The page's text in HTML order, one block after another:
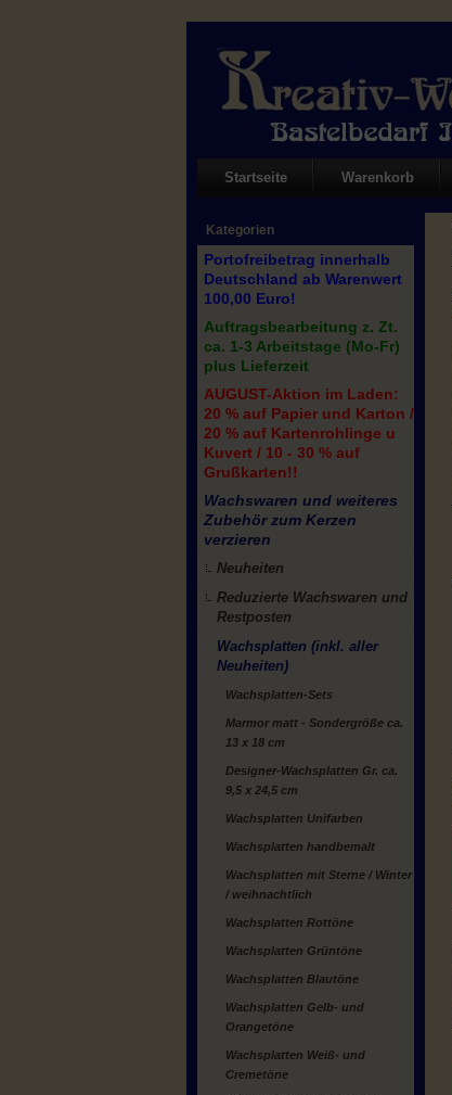
Startseite Warenkorb
Kategorien
Portofreibetrag innerhalb
Deutschland ab Warenwert
100,00 Euro!
Auftragsbearbeitung z. Zt.
ca. 1-3 Arbeitstage (Mo-Fr)
plus Lieferzeit
AUGUST-Aktion im Laden:
20 % auf Papier und Karton /
20 % auf Kartenrohlinge u
Kuvert / 10 - 30 % auf
Grußkarten!!
Wachswaren und weiteres
Zubehör zum Kerzen
verzieren
Neuheiten
Reduzierte Wachswaren und
Restposten
Wachsplatten (inkl. aller
Neuheiten)
Wachsplatten-Sets
Marmor matt - Sondergröße ca.
13 x 18 cm
Designer-Wachsplatten Gr. ca.
9,5 x 24,5 cm
Wachsplatten Unifarben
Wachsplatten handbemalt
Wachsplatten mit Sterne / Winter
/ weihnachtlich
Wachsplatten Rottöne
Wachsplatten Grüntöne
Wachsplatten Blautöne
Wachsplatten Gelb- und
Orangetöne
Wachsplatten Weiß- und
Cremetöne